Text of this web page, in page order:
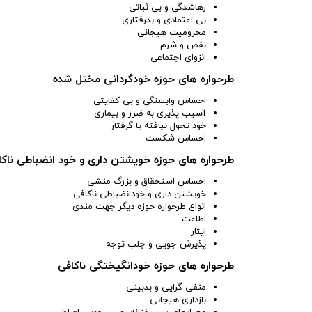
رهاشدگی و بی ثباتی
بی اعتمادی و بدرفتاری
محرومیت هیجانی
نقص و شرم
انزوای اجتماعی
طرحواره های حوزه خودگردانی مختل شده
احساس وابستگی و بی کفایتی
آسیب پذیری به ضرر و بیماری
خود تحول نیافته یا گرفتار
احساس شکست
طرحواره های حوزه خویشتن داری و خود انضباطی
احساس استحقاق و بزرگ منشی
خویشتن داری و خودانضباطی ناکافی
انواع طرحواره حوزه دیگر جهت مندی
اطاعت
ایثار
پذیرش جویی و جلب توجه
طرحواره های حوزه خودانگیختگی ناکافی
منفی گرایی و بدبینی
بازداری هیجانی